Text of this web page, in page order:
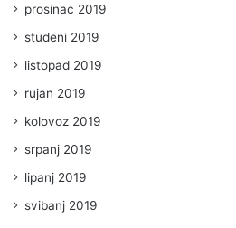
prosinac 2019
studeni 2019
listopad 2019
rujan 2019
kolovoz 2019
srpanj 2019
lipanj 2019
svibanj 2019